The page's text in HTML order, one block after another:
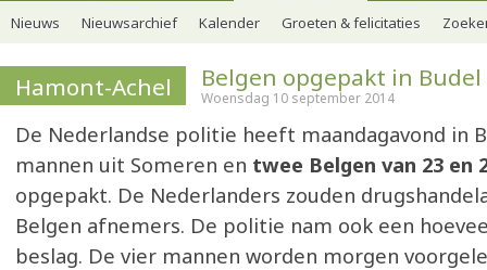
Nieuws Nieuwsarchief Kalender Groeten & felicitaties
Hamont-Achel Belgen opgepakt in Budel
Woensdag 10 september 2014
De Nederlandse politie heeft maandagavond in
mannen uit Someren en twee Belgen van 23 en
opgepakt. De Nederlanders zouden
Belgen afnemers. De politie nam ook een
beslag. De vier mannen worden morgen